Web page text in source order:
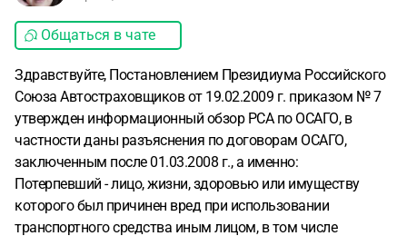
Общаться в чате
Здравствуйте, Постановлением Президиума Российского
Союза Автостраховщиков от 19.02.2009 г. приказом № 7
утвержден информационный обзор РСА по ОСАГО, в
частности даны разъяснения по договорам ОСАГО,
заключенным после 01.03.2008 г., а именно:
Потерпевший - лицо, жизни, здоровью или имуществу
которого был причинен вред при использовании
транспортного средства иным лицом, в том числе